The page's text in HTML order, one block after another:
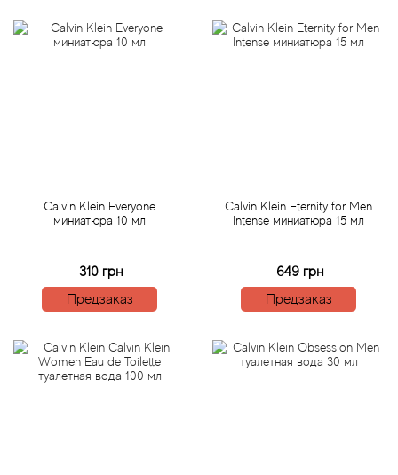
Calvin Klein Everyone
миниатюра 10 мл
310 грн
Предзаказ
Calvin Klein Eternity for Men
Intense миниатюра 15 мл
649 грн
Предзаказ
Andre L'Arom
Annayake
Annick Goutal
Antonia's Flowers